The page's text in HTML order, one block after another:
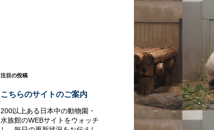
注目の投稿
こちらのサイトのご案内
200以上ある日本中の動物園・
水族館のWEBサイトをウォッチ